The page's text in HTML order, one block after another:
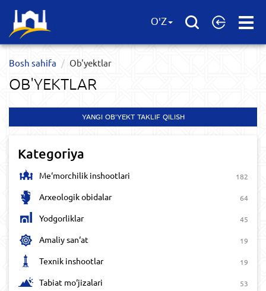
Open
O'Z
Bosh sahifa Ob'yektlar​
OB'YEKTLAR​
YANGI OB'YEKT TAKLIF QILISH
Kategoriya
Me‘morchilik inshootlari 182
Arxeologik obidalar 64
Yodgorliklar 45
Amaliy san‘at 19
Texnik inshootlar 19
Tabiat mo‘jizalari 53